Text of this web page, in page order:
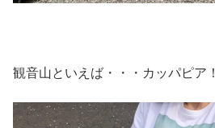
観音山といえば・・・カッパピア！